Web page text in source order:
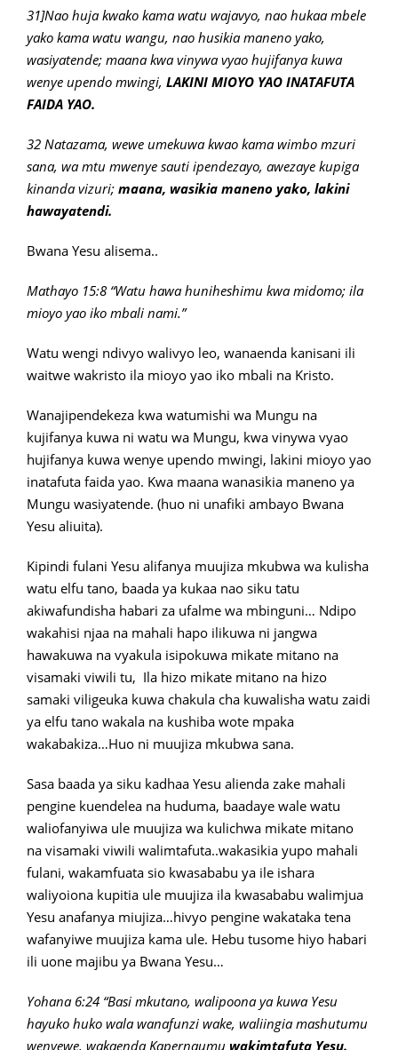
31]Nao huja kwako kama watu wajavyo, nao hukaa mbele
yako kama watu wangu, nao husikia maneno yako,
wasiyatende; maana kwa vinywa vyao hujifanya kuwa
wenye upendo mwingi, LAKINI MIOYO YAO INATAFUTA
FAIDA YAO.
32 Natazama, wewe umekuwa kwao kama wimbo mzuri
sana, wa mtu mwenye sauti ipendezayo, awezaye kupiga
kinanda vizuri; maana, wasikia maneno yako, lakini
hawayatendi.
Bwana Yesu alisema..
Mathayo 15:8 “Watu hawa huniheshimu kwa midomo; ila
mioyo yao iko mbali nami.”
Watu wengi ndivyo walivyo leo, wanaenda kanisani ili
waitwe wakristo ila mioyo yao iko mbali na Kristo.
Wanajipendekeza kwa watumishi wa Mungu na
kujifanya kuwa ni watu wa Mungu, kwa vinywa vyao
hujifanya kuwa wenye upendo mwingi, lakini mioyo yao
inatafuta faida yao. Kwa maana wanasikia maneno ya
Mungu wasiyatende. (huo ni unafiki ambayo Bwana
Yesu aliuita).
Kipindi fulani Yesu alifanya muujiza mkubwa wa kulisha
watu elfu tano, baada ya kukaa nao siku tatu
akiwafundisha habari za ufalme wa mbinguni… Ndipo
wakahisi njaa na mahali hapo ilikuwa ni jangwa
hawakuwa na vyakula isipokuwa mikate mitano na
visamaki viwili tu, Ila hizo mikate mitano na hizo
samaki viligeuka kuwa chakula cha kuwalisha watu zaidi
ya elfu tano wakala na kushiba wote mpaka
wakabakiza…Huo ni muujiza mkubwa sana.
Sasa baada ya siku kadhaa Yesu alienda zake mahali
pengine kuendelea na huduma, baadaye wale watu
waliofanyiwa ule muujiza wa kulichwa mikate mitano
na visamaki viwili walimtafuta..wakasikia yupo mahali
fulani, wakamfuata sio kwasababu ya ile ishara
waliyoiona kupitia ule muujiza ila kwasababu walimjua
Yesu anafanya miujiza…hivyo pengine wakataka tena
wafanyiwe muujiza kama ule. Hebu tusome hiyo habari
ili uone majibu ya Bwana Yesu…
Yohana 6:24 “Basi mkutano, walipoona ya kuwa Yesu
hayuko huko wala wanafunzi wake, waliingia mashutumu
wenyewe, wakaenda Kapernaumu wakimtafuta Yesu.